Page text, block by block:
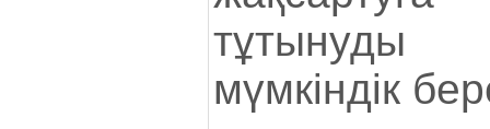
тұтынуды
мүмкіндік